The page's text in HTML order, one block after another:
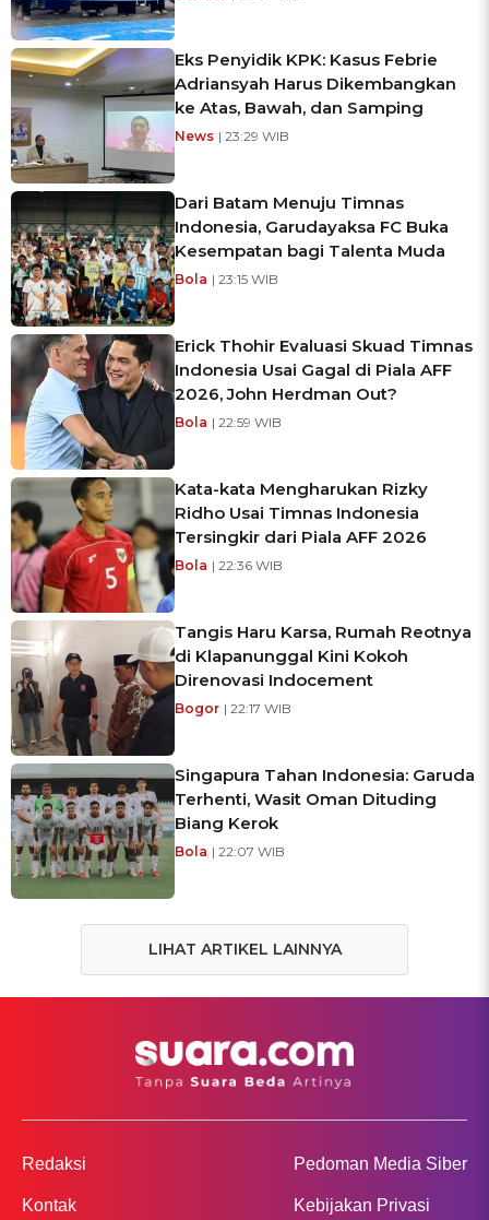
Eks Penyidik KPK: Kasus Febrie
Adriansyah Harus Dikembangkan
ke Atas, Bawah, dan Samping
News | 23:29 WIB
Dari Batam Menuju Timnas
Indonesia, Garudayaksa FC Buka
Kesempatan bagi Talenta Muda
Bola | 23:15 WIB
Erick Thohir Evaluasi Skuad Timnas
Indonesia Usai Gagal di Piala AFF
2026, John Herdman Out?
Bola | 22:59 WIB
Kata-kata Mengharukan Rizky
Ridho Usai Timnas Indonesia
Tersingkir dari Piala AFF 2026
Bola | 22:36 WIB
Tangis Haru Karsa, Rumah Reotnya
di Klapanunggal Kini Kokoh
Direnovasi Indocement
Bogor | 22:17 WIB
Singapura Tahan Indonesia: Garuda
Terhenti, Wasit Oman Dituding
Biang Kerok
Bola | 22:07 WIB
LIHAT ARTIKEL LAINNYA
Redaksi
Kontak
Pedoman Media Siber
Kebijakan Privasi